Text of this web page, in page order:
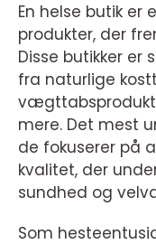
En helse butik
produkter, der
Disse butikker er
fra naturlige
mere. Det mest
de fokuserer på
kvalitet, der
sundhed og
Som